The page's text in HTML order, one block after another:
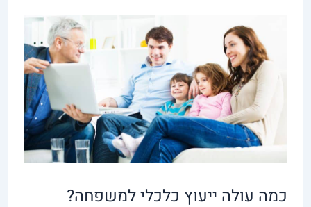
כמה עולה ייעוץ כלכלי למשפחה?
עולה
ייעוץ
כלכלי
למשפחה?